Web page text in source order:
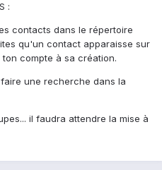
:
contacts dans le répertoire
qu'un contact apparaisse sur
compte à sa création.
une recherche dans la
il faudra attendre la mise à